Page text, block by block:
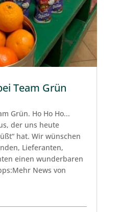
Team Grün
Grün. Ho Ho Ho...
der uns heute
hat. Wir wünschen
Lieferanten,
einen wunderbaren
News von